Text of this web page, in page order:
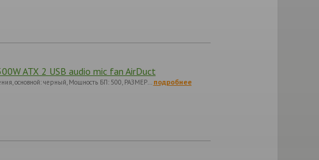
ATX 2 USB audio mic fan AirDuct
основной: черный, Мощность БП: 500, РАЗМЕР… подробнее